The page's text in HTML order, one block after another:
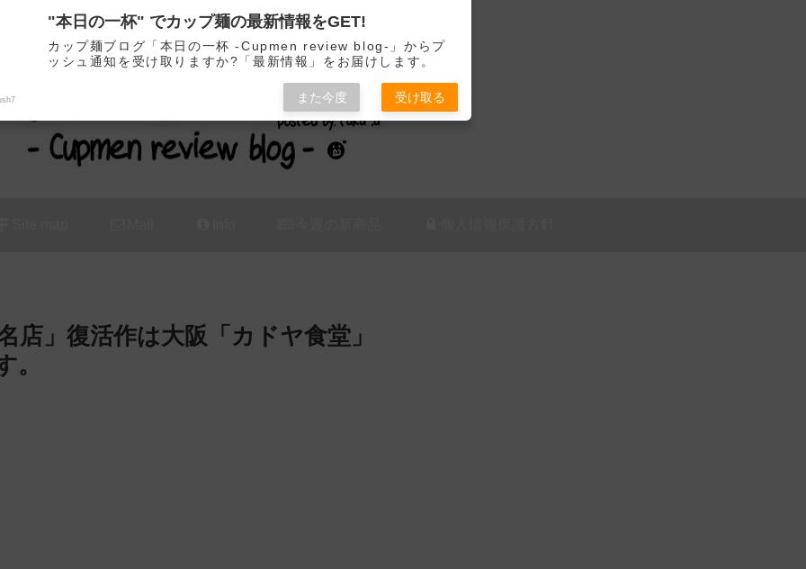
カップ麺の新商品をレビュー / アレンジするブログ
」復活作は大阪「カドヤ食堂」
"本日の一杯" でカップ麺の最新情報をGET!
カップ麺ブログ「本日の一杯 -Cupmen review blog-」からプ
ッシュ通知を受け取りますか?「最新情報」をお届けします。
また今度 受け取る